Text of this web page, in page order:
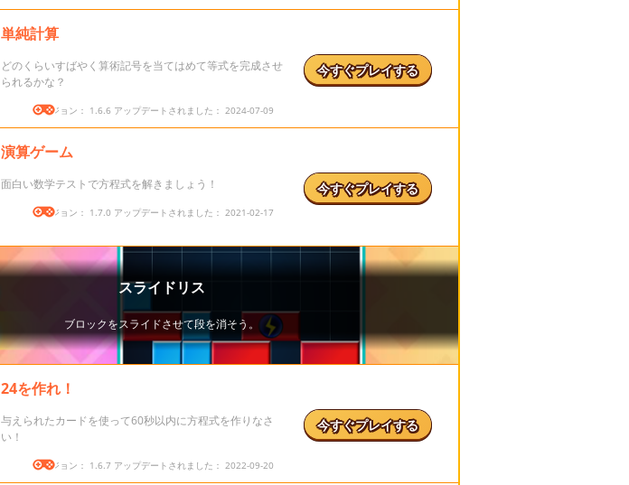
単純計算
どのくらいすばやく算術記号を当てはめて等式を完成させ
られるかな？
バージョン： 1.6.6 アップデートされました： 2024-07-09
今すぐプレイする
演算ゲーム
面白い数学テストで方程式を解きましょう！
バージョン： 1.7.0 アップデートされました： 2021-02-17
今すぐプレイする
24を作れ！
与えられたカードを使って60秒以内に方程式を作りなさ
い！
バージョン： 1.6.7 アップデートされました： 2022-09-20
今すぐプレイする